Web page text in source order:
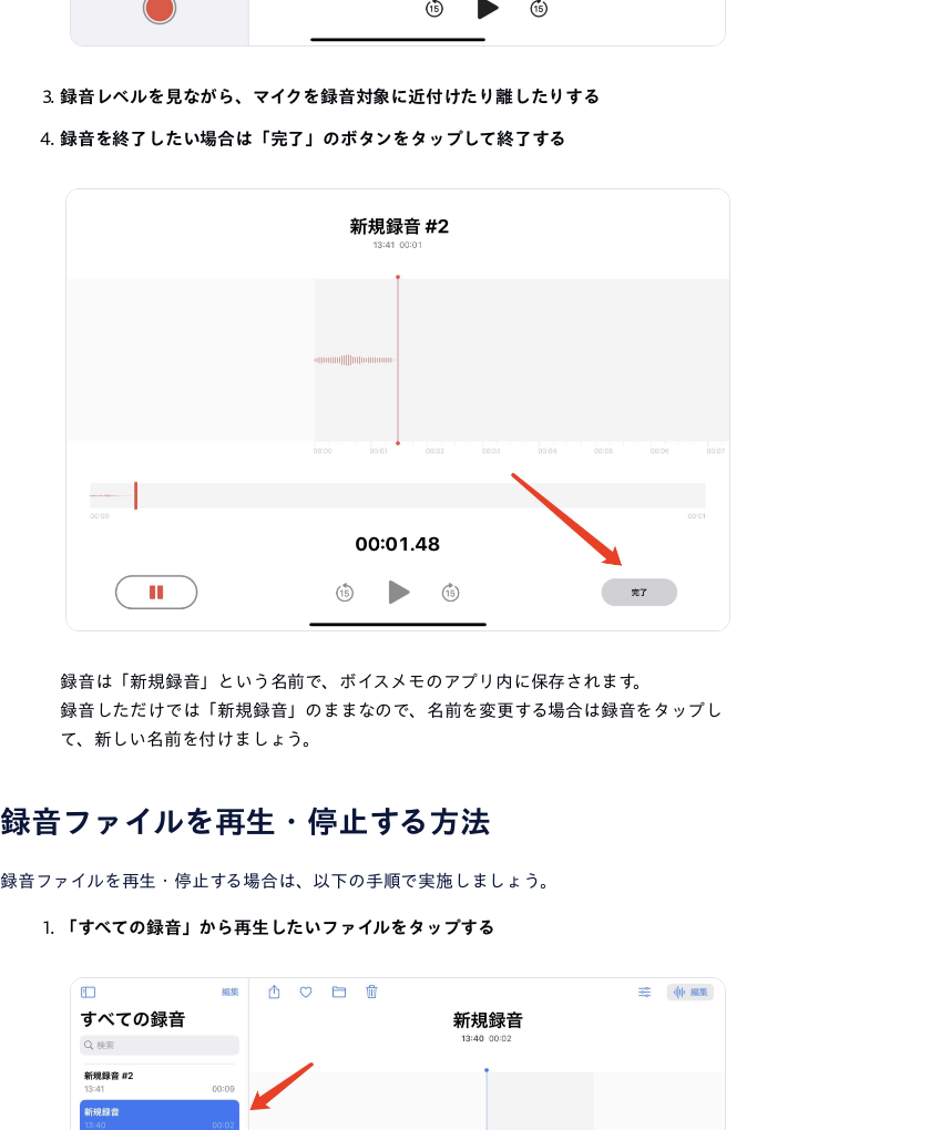
録音レベルを見ながら、マイクを録音対象に近付けたり離したりする
録音を終了したい場合は「完了」のボタンをタップして終了する
録音は「新規録音」という名前で、ボイスメモのアプリ内に保存されます。
録音しただけでは「新規録音」のままなので、名前を変更する場合は録音をタップし
て、新しい名前を付けましょう。
録音ファイルを再生・停止する方法
録音ファイルを再生・停止する場合は、以下の手順で実施しましょう。
「すべての録音」から再生したいファイルをタップする